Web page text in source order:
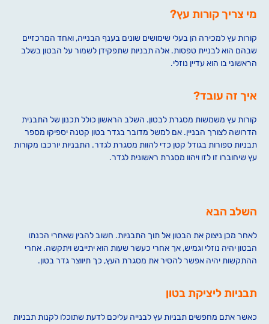
מי צריך קורות עץ?
קורות עץ למכירה הן בעלי שימושים שונים בענף הבנייה, ואחד המרכזיים
שבהם הוא לבניית טפסות. אלה תבניות שתפקידן לשמור על הבטון בשלב
הראשוני בו הוא עדיין נוזלי.
איך זה עובד?
קורות עץ משמשות מסגרת לבטון. השלב הראשון כולל תכנון של התבנית
הדרושה לצורך הבניין. אם למשל מדובר בגדר בטון קטנה יספיקו מספר
תבניות ספורות בגודל קטן כדי להוות מסגרת לגדר. התבניות יורכבו מקורות
עץ שיחוברו זו לזו ויהוו מסגרת ראשונית לגדר.
השלב הבא
לאחר מכן ניצוק את הבטון אל תוך התבניות. חשוב להבין שאחרי הכנתו
הבטון יהיה נוזלי וגמיש, אך אחרי כעשר שעות הוא יתייבש ויתקשה. אחרי
ההתקשות יהיה אפשר להסיר את מסגרת העץ, כך תיווצר גדר בטון.
תבניות ליציקת בטון
כאשר אתם מחפשים תבניות עץ לבנייה עליכם לדעת שתוכלו לקנות תבניות